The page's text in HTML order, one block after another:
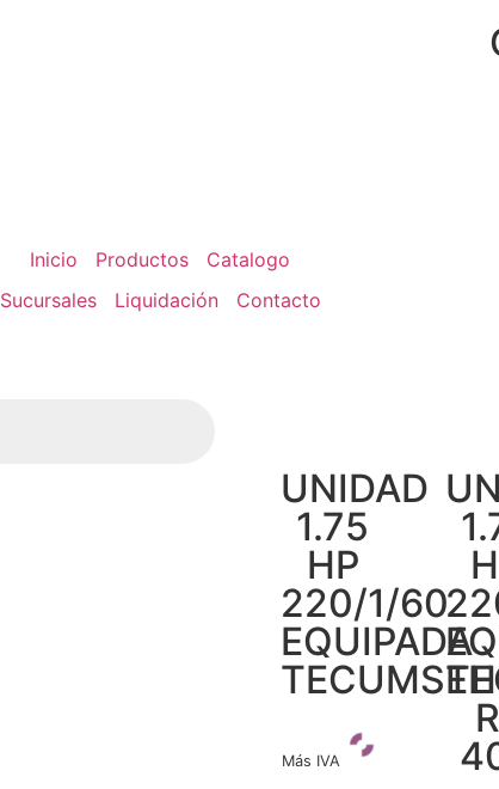
Inicio Productos
Catalogo
Sucursales
Liquidación Contacto
UNIDAD
1.75
HP
220/1/60
EQUIPADA
TECUMSEH
Más IVA